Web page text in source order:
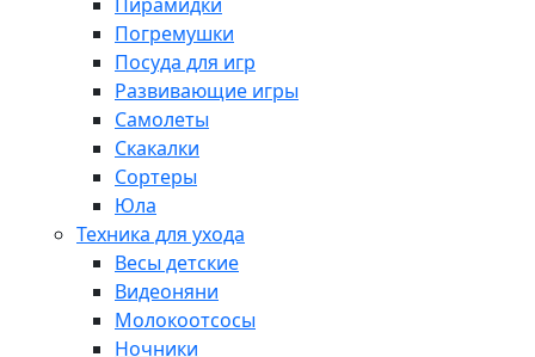
Погремушки
Посуда для игр
Развивающие игры
Самолеты
Скакалки
Сортеры
Юла
Техника для ухода
Весы детские
Видеоняни
Молокоотсосы
Ночники